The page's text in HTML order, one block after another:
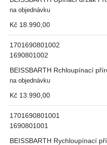
na objednávku
Kč 18.990,00
1701690801002
1690801002
BEISSBARTH Rchloupínací
na objednávku
Kč 13.990,00
1701690801001
1690801001
BEISSBARTH Rychloupínací